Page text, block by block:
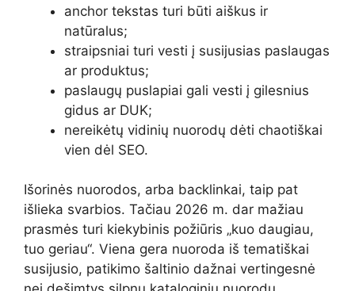
anchor tekstas turi būti aiškus ir
natūralus;
straipsniai turi vesti į susijusias paslaugas
ar produktus;
paslaugų puslapiai gali vesti į gilesnius
gidus ar DUK;
nereikėtų vidinių nuorodų dėti chaotiškai
vien dėl SEO.
Išorinės nuorodos, arba backlinkai, taip pat
išlieka svarbios. Tačiau 2026 m. dar mažiau
prasmės turi kiekybinis požiūris „kuo daugiau,
tuo geriau“. Viena gera nuoroda iš tematiškai
susijusio, patikimo šaltinio dažnai vertingesnė